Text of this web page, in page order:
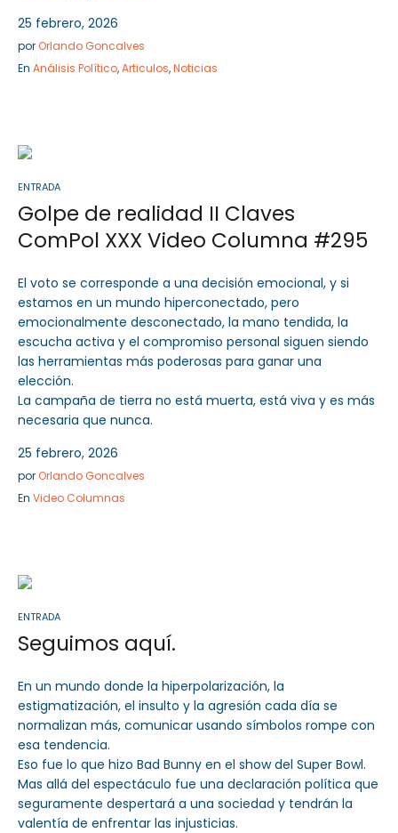
25 febrero, 2026
por Orlando Goncalves
En Análisis Político,Articulos,Noticias
ENTRADA
Golpe de realidad II Claves
ComPol XXX Video Columna #295
El voto se corresponde a una decisión emocional, y si
estamos en un mundo hiperconectado, pero
emocionalmente desconectado, la mano tendida, la
escucha activa y el compromiso personal siguen siendo
las herramientas más poderosas para ganar una
elección.
La campaña de tierra no está muerta, está viva y es más
necesaria que nunca.
25 febrero, 2026
por Orlando Goncalves
En Video Columnas
ENTRADA
Seguimos aquí.
En un mundo donde la hiperpolarización, la
estigmatización, el insulto y la agresión cada día se
normalizan más, comunicar usando símbolos rompe con
esa tendencia.
Eso fue lo que hizo Bad Bunny en el show del Super Bowl.
Mas allá del espectáculo fue una declaración política que
seguramente despertará a una sociedad y tendrán la
valentía de enfrentar las injusticias.